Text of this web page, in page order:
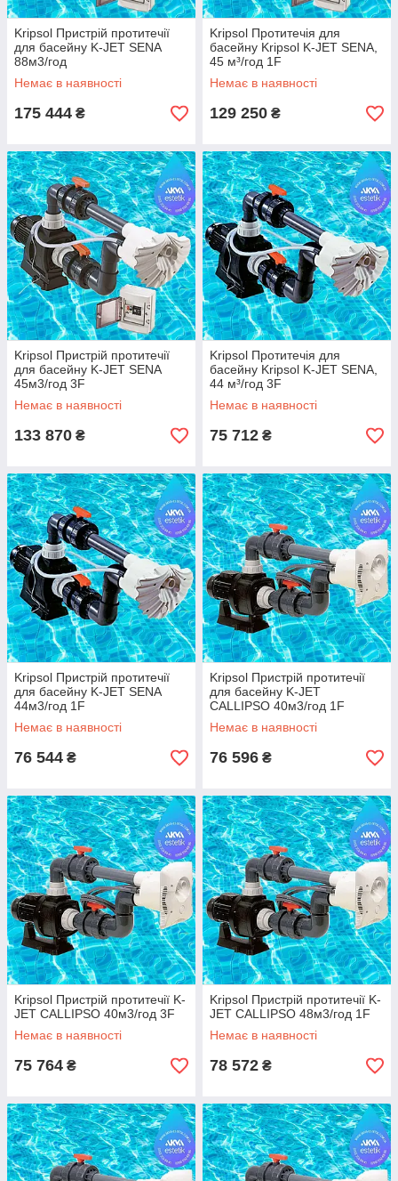
Kripsol Пристрій протитечії
для басейну K-JET SENA
88м3/год
Немає в наявності
175 444 ₴
Kripsol Протитечія для
басейну Kripsol K-JET SENA,
45 м³/год 1F
Немає в наявності
129 250 ₴
Kripsol Пристрій протитечії
для басейну K-JET SENA
45м3/год 3F
Немає в наявності
133 870 ₴
Kripsol Протитечія для
басейну Kripsol K-JET SENA,
44 м³/год 3F
Немає в наявності
75 712 ₴
Kripsol Пристрій протитечії
для басейну K-JET SENA
44м3/год 1F
Немає в наявності
76 544 ₴
Kripsol Пристрій протитечії
для басейну K-JET
CALLIPSO 40м3/год 1F
Немає в наявності
76 596 ₴
Kripsol Пристрій протитечії K-
JET CALLIPSO 40м3/год 3F
Немає в наявності
75 764 ₴
Kripsol Пристрій протитечії K-
JET CALLIPSO 48м3/год 1F
Немає в наявності
78 572 ₴